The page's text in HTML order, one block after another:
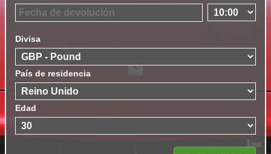
Divisa
País de residencia
Edad